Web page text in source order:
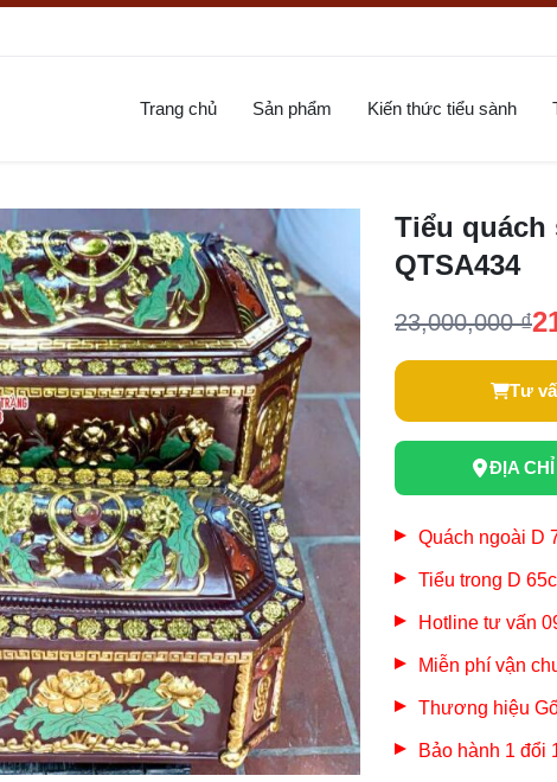
Trang chủ Sản phẩm Kiến thức tiểu sành
Tiểu quách
QTSA434
23,000,000 ₫
Tư
ĐỊA
Quách ngoài D
Tiểu trong D
Hotline tư vấn
Miễn phí vận
Thương hiệu
Bảo hành 1 đổi